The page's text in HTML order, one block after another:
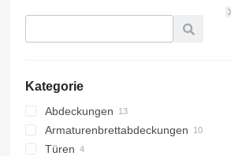
Kategorie
Abdeckungen
Armaturenbrettabdeckungen
Türen